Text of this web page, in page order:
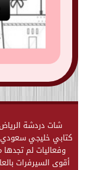
كتابي خليجي سعودي
وفعاليات لم
أقوى السيرفرات